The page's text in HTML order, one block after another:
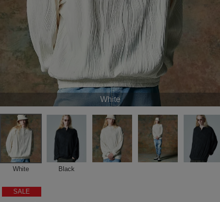
White
White Black
SALE